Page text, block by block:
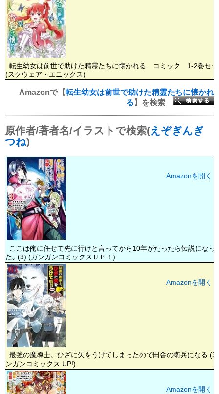
転生幼女は前世で助けた精霊たちに懐かれる コミック 1-2巻セッ
(スクウェア・エニックス)
Amazonで【転生幼女は前世で助けた精霊たちに懐かれ
る】を検索
原作者/著者名/イラストで検索(えぞぎんぎ
つね)
ここは俺に任せて先に行けと言ってから10年がたったら伝説になっ
た｡ (3) (ガンガンコミックスＵＰ！)
Amazonを開く
最強の魔導士。ひざに矢をうけてしまったので田舎の衛兵になる
ンガンコミックス UP!)
Amazonを開く
Amazonを開く